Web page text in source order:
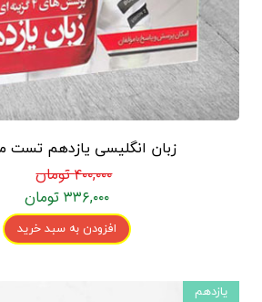
زبان انگلیسی یازدهم تست
۴۰۰,۰۰۰ تومان
۳۳۶,۰۰۰ تومان
افزودن به سبد خرید
یازدهم